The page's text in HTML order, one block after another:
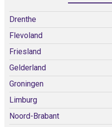
Drenthe
Flevoland
Friesland
Gelderland
Groningen
Limburg
Noord-Brabant